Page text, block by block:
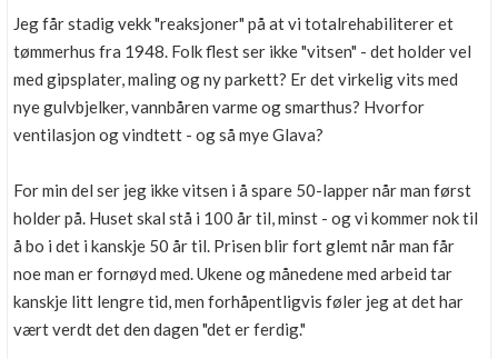
Jeg får stadig vekk "reaksjoner" på at vi totalrehabiliterer et
tømmerhus fra 1948. Folk flest ser ikke "vitsen" - det holder vel
med gipsplater, maling og ny parkett? Er det virkelig vits med
nye gulvbjelker, vannbåren varme og smarthus? Hvorfor
ventilasjon og vindtett - og så mye Glava?
For min del ser jeg ikke vitsen i å spare 50-lapper når man først
holder på. Huset skal stå i 100 år til, minst - og vi kommer nok til
å bo i det i kanskje 50 år til. Prisen blir fort glemt når man får
noe man er fornøyd med. Ukene og månedene med arbeid tar
kanskje litt lengre tid, men forhåpentligvis føler jeg at det har
vært verdt det den dagen "det er ferdig."